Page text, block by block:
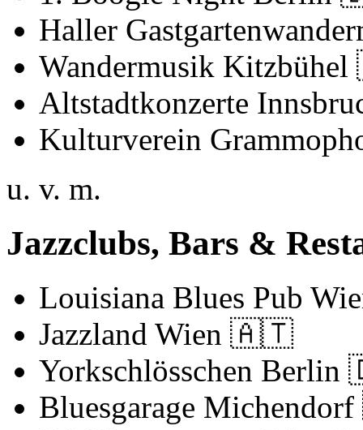
Haller
Wandermusik Kitzbühel
Altstadtkonzerte
Kulturverein
u. v. m.
Jazzclubs, Bars &
Louisiana Blues Pub
Jazzland Wien 🇦🇹
Yorkschlösschen Berlin
Bluesgarage Michendorf